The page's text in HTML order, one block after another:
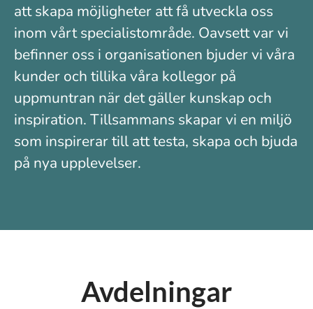
att skapa möjligheter att få utveckla oss
inom vårt specialistområde. Oavsett var vi
befinner oss i organisationen bjuder vi våra
kunder och tillika våra kollegor på
uppmuntran när det gäller kunskap och
inspiration. Tillsammans skapar vi en miljö
som inspirerar till att testa, skapa och bjuda
på nya upplevelser.
Avdelningar